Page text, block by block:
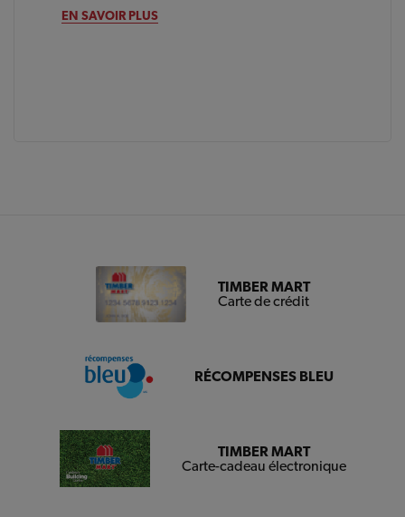
EN SAVOIR PLUS
TIMBER MART
Carte de crédit
RÉCOMPENSES BLEU
TIMBER MART
Carte-cadeau électronique